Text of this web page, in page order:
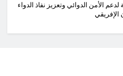
الأمن الدوائي وتعزيز نفاذ الدواء